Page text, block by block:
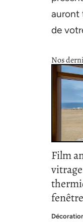
auront
de
Nos
Film
fenêtre